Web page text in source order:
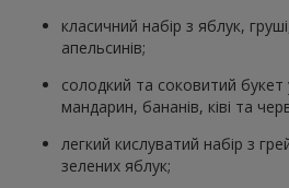
класичний набір з яблук,
апельсинів;
солодкий та соковитий букет
мандарин, бананів, ківі та
легкий кислуватий набір з
зелених яблук;